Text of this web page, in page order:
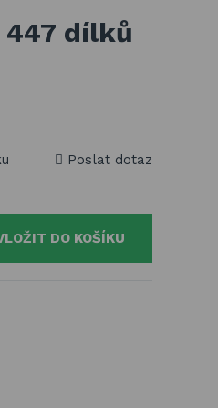
447 dílků
Poslat dotaz
DO KOŠÍKU